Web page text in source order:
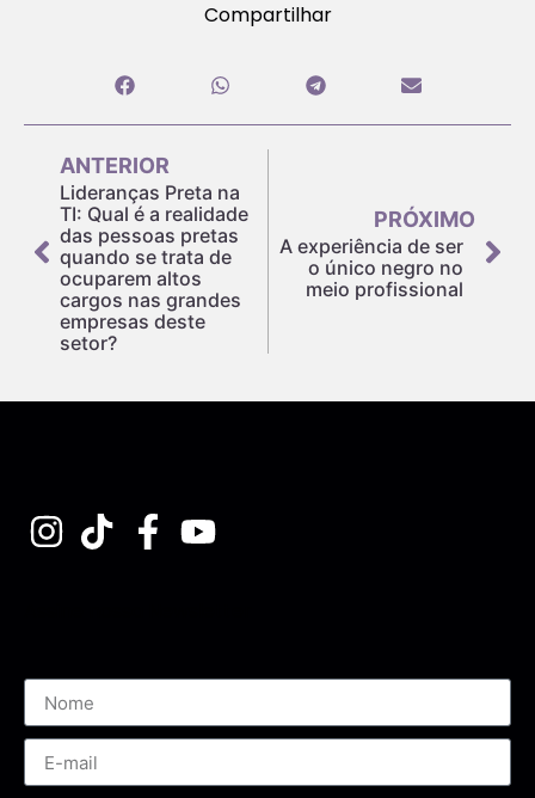
Compartilhar
ANTERIOR
Lideranças Preta na
TI: Qual é a realidade
das pessoas pretas
quando se trata de
ocuparem altos
cargos nas grandes
empresas deste
setor?
PRÓXIMO
A experiência de ser
o único negro no
meio profissional